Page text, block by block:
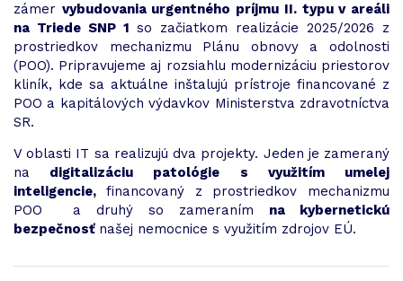
zámer vybudovania urgentného príjmu II. typu v areáli
na Triede SNP 1 so začiatkom realizácie 2025/2026 z
prostriedkov mechanizmu Plánu obnovy a odolnosti
(POO). Pripravujeme aj rozsiahlu modernizáciu priestorov
kliník, kde sa aktuálne inštalujú prístroje financované z
POO a kapitálových výdavkov Ministerstva zdravotníctva
SR.
V oblasti IT sa realizujú dva projekty. Jeden je zameraný
na digitalizáciu patológie s využitím umelej
inteligencie, financovaný z prostriedkov mechanizmu
POO
a druhý so zameraním na kybernetickú
bezpečnosť našej nemocnice s využitím zdrojov EÚ.